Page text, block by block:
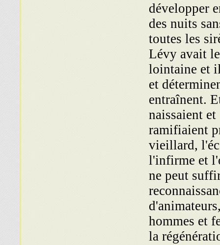
développer
des nuits
toutes les
Lévy avait
lointaine et
et
entraînent.
naissaient
ramifiaient
vieillard,
l'infirme et
ne peut
hommes et
la